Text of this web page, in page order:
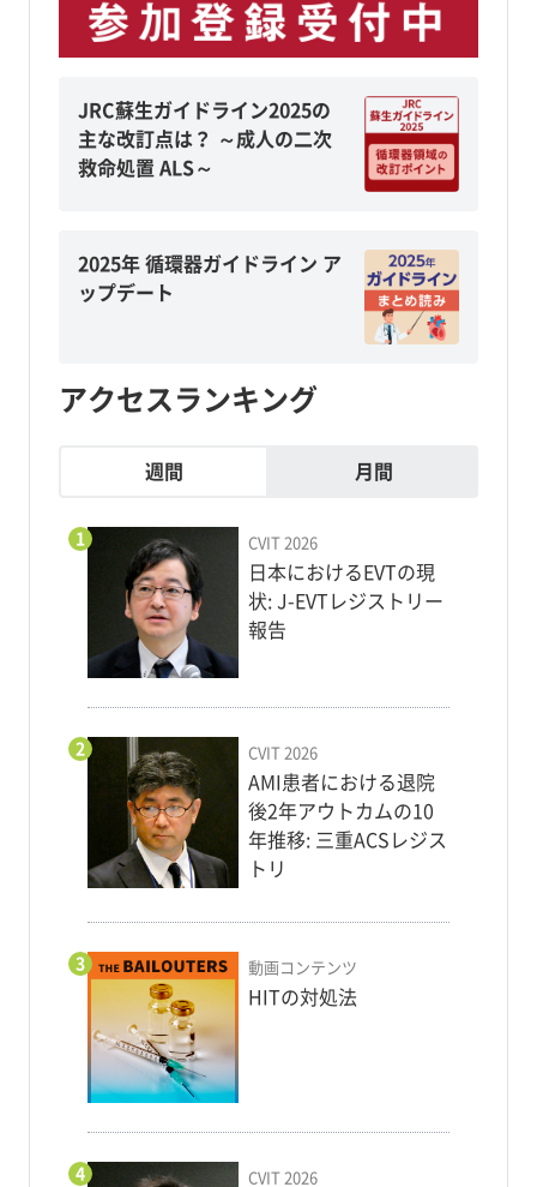
JRC蘇生ガイドライン2025の
主な改訂点は？ ～成人の二次
救命処置 ALS～
2025年 循環器ガイドライン ア
ップデート
アクセスランキング
週間 月間
1 CVIT 2026
日本におけるEVTの現
状: J-EVTレジストリー
報告
2 CVIT 2026
AMI患者における退院
後2年アウトカムの10
年推移: 三重ACSレジス
トリ
3 動画コンテンツ
HITの対処法
4 CVIT 2026